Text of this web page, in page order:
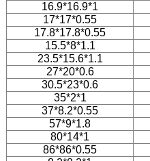
16.9*16.9*1
17*17*0.55
17.8*17.8*0.55
15.5*8*1.1
23.5*15.6*1.1
27*20*0.6
30.5*23*0.6
35*2*1
37*8.2*0.55
57*9*1.8
80*14*1
86*86*0.55